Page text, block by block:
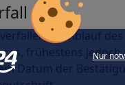
Nur
mit Ablauf des
frühestens jedoch
Datum der